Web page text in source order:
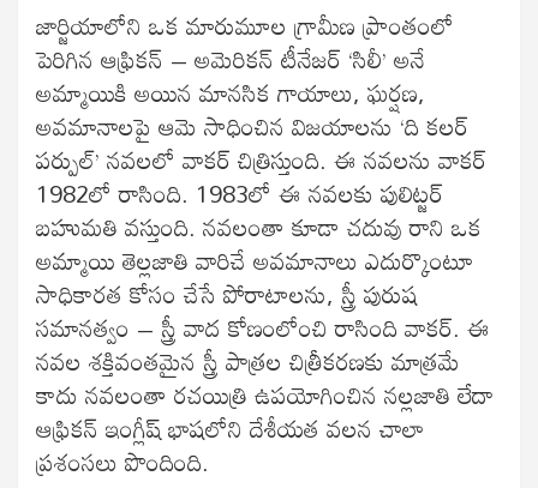
జార్జియాలోని ఒక మారుమూల గ్రామీణ ప్రాంతంలో
పెరిగిన ఆఫ్రికన్‌ – అమెరికన్‌ టీనేజర్‌ ‘సిలీ’ అనే
అమ్మాయికి అయిన మానసిక గాయాలు, ఘర్షణ,
అవమానాలపై ఆమె సాధించిన విజయాలను ‘ది కలర్‌
పర్పుల్‌’ నవలలో వాకర్‌ చిత్రిస్తుంది. ఈ నవలను వాకర్‌
1982లో రాసింది. 1983లో ఈ నవలకు పులిట్జర్‌
బహుమతి వస్తుంది. నవలంతా కూడా చదువు రాని ఒక
అమ్మాయి తెల్లజాతి వారిచే అవమానాలు ఎదుర్కొంటూ
సాధికారత కోసం చేసే పోరాటాలను, స్త్రీ పురుష
సమానత్వం – స్త్రీ వాద కోణంలోంచి రాసింది వాకర్‌. ఈ
నవల శక్తివంతమైన స్త్రీ పాత్రల చిత్రీకరణకు మాత్రమే
కాదు నవలంతా రచయిత్రి ఉపయోగించిన నల్లజాతి లేదా
ఆఫ్రికన్‌ ఇంగ్లీష్‌ భాషలోని దేశీయత వలన చాలా
ప్రశంసలు పొందింది.